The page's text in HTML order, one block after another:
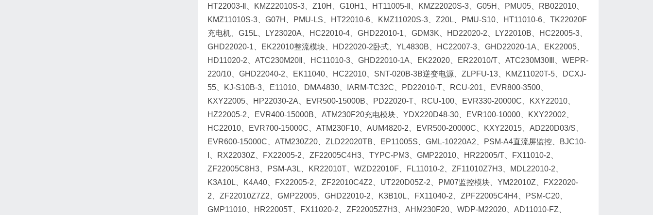
HT22003-Ⅱ、KMZ22010S-3、Z10H、G10H1、HT11005-Ⅱ、KMZ22020S-3、G05H、PMU05、RB022010、
KMZ11010S-3、G07H、PMU-LS、HT22010-6、KMZ11020S-3、Z20L、PMU-S10、HT11010-6、TK22020F
充电机、G15L、LY23020A、HC22010-4、GHD22010-1、GDM3K、HD22020-2、LY22010B、HC22005-3、
GHD22020-1、EK22010整流模块、HD22020-2卧式、YL4830B、HC22007-3、GHD22020-1A、EK22005、
HD11020-2、ATC230M20Ⅱ、HC11010-3、GHD22010-1A、EK22020、ER22010/T、ATC230M30Ⅲ、WEPR-
220/10、GHD22040-2、EK11040、HC22010、SNT-020B-3B逆变电源、ZLPFU-13、KMZ11020T-5、DCXJ-
55、KJ-S10B-3、E11010、DMA4830、IARM-TC32C、PD22010-T、RCU-201、EVR800-3500、
KXY22005、HP22030-2A、EVR500-15000B、PD22020-T、RCU-100、EVR330-20000C、KXY22010、
HZ22005-2、EVR400-15000B、ATM230F20充电模块、YDX220D48-30、EVR100-10000、KXY22002、
HC22010、EVR700-15000C、ATM230F10、AUM4820-2、EVR500-20000C、KXY22015、AD220D03/S、
EVR600-15000C、ATM230Z20、ZLD22020TB、EP11005S、GML-10220A2、PSM-A4直流屏监控、BJC10-
I、RX22030Z、FX22005-2、ZF22005C4H3、TYPC-PM3、GMP22010、HR22005/T、FX11010-2、
ZF22005C8H3、PSM-A3L、KR22010T、WZD22010F、FL11010-2、ZF11010Z7H3、MDL22010-2、
K3A10L、K4A40、FX22005-2、ZF22010C4Z2、UT220D05Z-2、PM07监控模块、YM22010Z、FX22020-
2、ZF22010Z7Z2、GMP22005、GHD22010-2、K3B10L、FX11040-2、ZPF22005C4H4、PSM-C20、
GMP11010、HR22005T、FX11020-2、ZF22005Z7H3、AHM230F20、WDP-M22020、AD11010-FZ、